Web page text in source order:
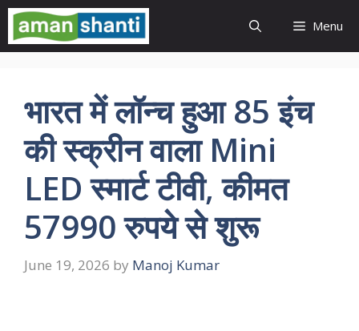
Skip
content
Menu
भारत में लॉन्च हुआ 85 इंच
की स्क्रीन वाला Mini
LED स्मार्ट टीवी, कीमत
57990 रुपये से शुरू
June 19, 2026 by Manoj Kumar